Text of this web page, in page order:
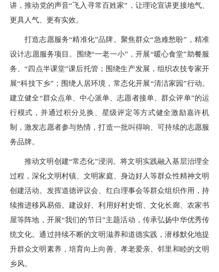
讲，推动党的声音“飞入寻常百姓家”，让理论宣讲更接地气、
更具人气、更有实效。
打造志愿服务“精准化”品牌。聚焦群众“急难愁盼”，精准
设计志愿服务项目。围绕“一老一小”，开展“暖心食堂”助餐服
务、“四点半课堂”课后托管；围绕生产发展，组织农技专家开
展“科技下乡”；围绕人居环境，常态化开展“清洁家园”行动。
建立健全“群众点单、中心派单、志愿者接单、群众评单”的运
行模式，并通过积分兑换、星级评定等方式健全激励嘉许机
制，激发志愿者参与热情，打造一批叫得响、可持续的志愿服
务品牌。
推动文明创建“常态化”浸润。将文明实践融入基层治理全
过程，深化文明村镇、文明家庭、身边好人等群众性精神文明
创建活动。发挥道德评议会、红白理事会等群众组织作用，持
续推进移风易俗。建设好、利用好村史馆、文化长廊、农家书
屋等阵地，开展“我们的节日”主题活动，传承弘扬中华优秀传
统文化。通过持续不断的文明滋养和道德实践，潜移默化地提
升群众文明素养，培育向上向善、孝老爱亲、邻里和睦的文明
乡风。